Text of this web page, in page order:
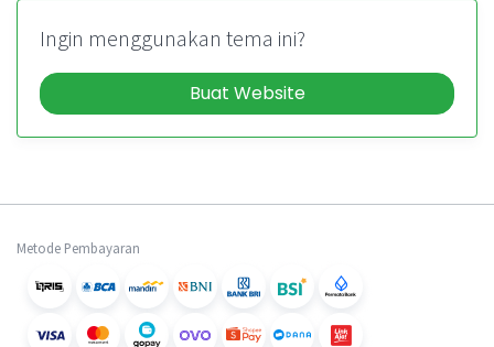
Ingin menggunakan tema ini?
Buat Website
Metode Pembayaran